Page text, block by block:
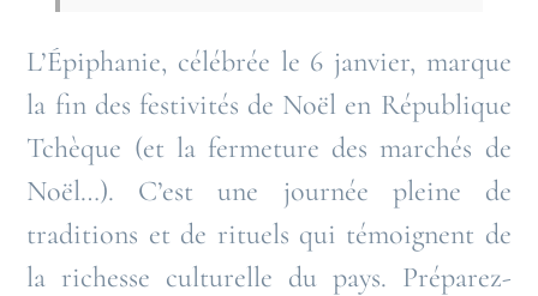
L’Épiphanie, célébrée le 6 janvier, marque
la fin des festivités de Noël en République
Tchèque (et la fermeture des marchés de
Noël…). C’est une journée pleine de
traditions et de rituels qui témoignent de
la richesse culturelle du pays. Préparez-